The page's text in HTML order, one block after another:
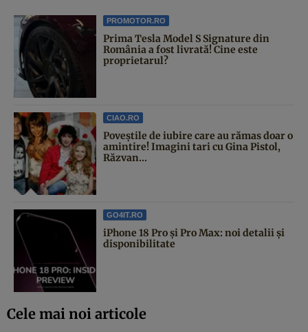
PROMOTOR.RO
Prima Tesla Model S Signature din
România a fost livrată! Cine este
proprietarul?
CIAO.RO
Poveştile de iubire care au rămas doar o
amintire! Imagini tari cu Gina Pistol,
Răzvan...
GO4IT.RO
iPhone 18 Pro și Pro Max: noi detalii și
disponibilitate
Cele mai noi articole